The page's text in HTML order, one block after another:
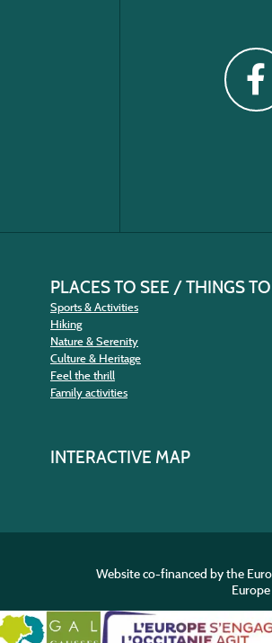
PLACES TO SEE / THINGS
Sports & Activities
Hiking
Nature & Serenity
Culture & Heritage
Feel the thrill
Family activities
INTERACTIVE MAP
Website co-financed by the